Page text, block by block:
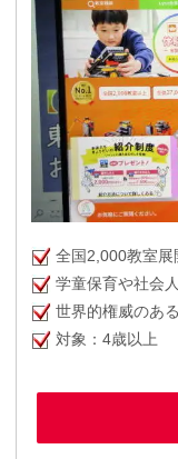
全国2,000教室展
学童保育や社会
世界的権威のあ
対象：4歳以上